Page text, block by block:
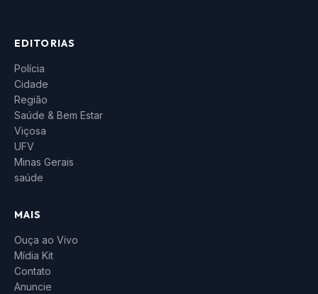
EDITORIAS
Polícia
Cidade
Região
Saúde & Bem Estar
Viçosa
UFV
Minas Gerais
saúde
MAIS
Ouça ao Vivo
Mídia Kit
Contato
Anuncie